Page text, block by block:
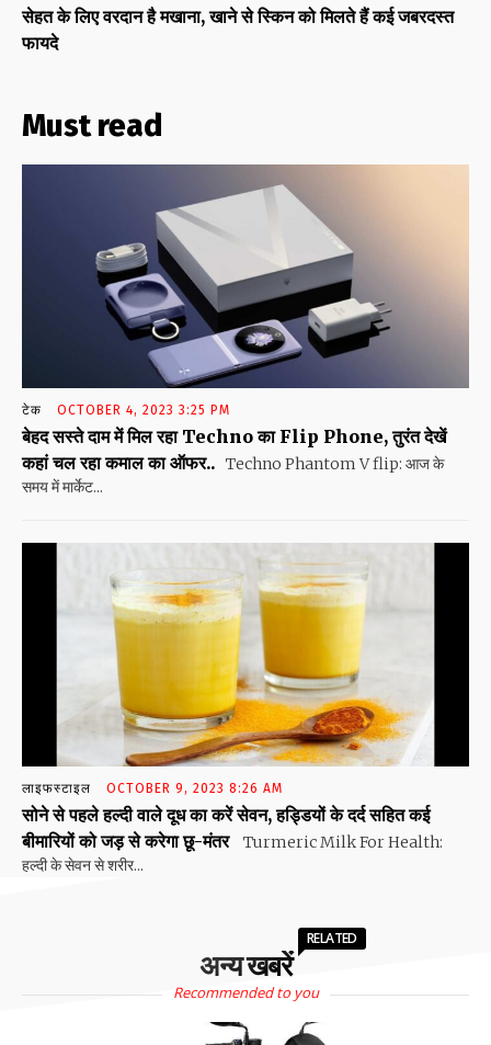
सेहत के लिए वरदान है मखाना, खाने से स्किन को मिलते हैं कई जबरदस्त
फायदे
Must read
टेक OCTOBER 4, 2023 3:25 PM
बेहद सस्ते दाम में मिल रहा Techno का Flip Phone, तुरंत देखें
कहां चल रहा कमाल का ऑफर.. Techno Phantom V flip: आज के
समय में मार्केट...
लाइफस्टाइल OCTOBER 9, 2023 8:26 AM
सोने से पहले हल्दी वाले दूध का करें सेवन, हड्डियों के दर्द सहित कई
बीमारियों को जड़ से करेगा छू-मंतर
Turmeric Milk For Health:
हल्दी के सेवन से शरीर...
अन्य खबरें
RELATED
Recommended to you